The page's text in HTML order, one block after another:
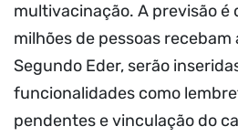
multivacinação. A previsão é
milhões de pessoas recebam
Segundo Eder, serão
funcionalidades como
pendentes e vinculação do